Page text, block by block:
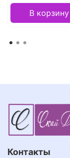
В корзину
Контакты